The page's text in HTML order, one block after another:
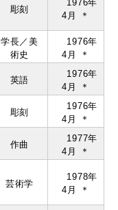
彫刻
1976年
4月 ＊
学⻑／美
術史
1976年
4月 ＊
英語
1976年
4月 ＊
彫刻
1976年
4月 ＊
作曲
1977年
4月 ＊
芸術学
1978年
4月 ＊